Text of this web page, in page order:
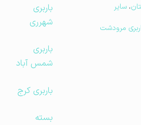
مرودشت
باربری
شهرری
باربری
شمس آباد
باربری کرج
بسته